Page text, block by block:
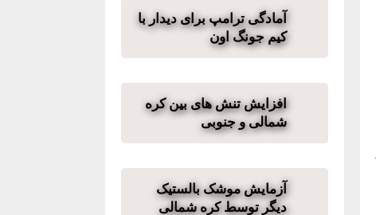
آمادگی ترامپ برای دیدار با
کیم جونگ اون
افزایش تنش های بین کره
شمالی و جنوبی
آزمایش موشک بالستیک
دیگر توسط کره شمالی